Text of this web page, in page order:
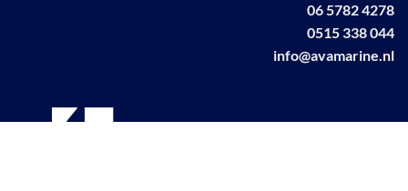
06 5782 4278
0515 338 044
info@avamarine.nl